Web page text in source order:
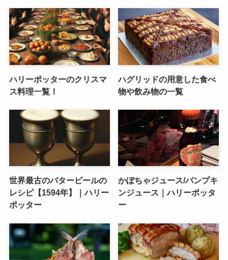
ハリーポッターのクリスマ
ス料理一覧！
ハグリッドの用意した食べ
物や飲み物の一覧
世界最古のバタービールの
レシピ【1594年】｜ハリー
ポッター
かぼちゃジュース/パンプキ
ンジュース｜ハリーポッタ
ー